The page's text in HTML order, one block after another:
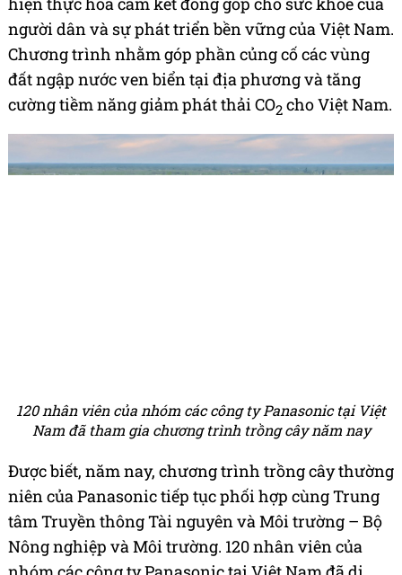
người dân và sự phát triển bền vững của Việt Nam.
Chương trình nhằm góp phần củng cố các vùng
đất ngập nước ven biển tại địa phương và tăng
cường tiềm năng giảm phát thải CO2 cho Việt Nam.
120 nhân viên của nhóm các công ty Panasonic tại Việt
Nam đã tham gia chương trình trồng cây năm nay
Được biết, năm nay, chương trình trồng cây thường
niên của Panasonic tiếp tục phối hợp cùng Trung
tâm Truyền thông Tài nguyên và Môi trường – Bộ
Nông nghiệp và Môi trường. 120 nhân viên của